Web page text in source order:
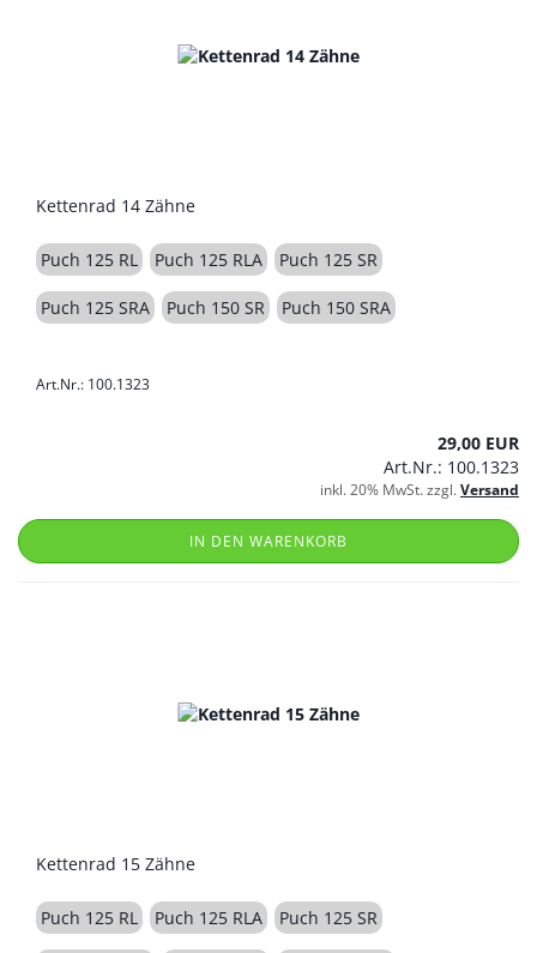
Kettenrad 14 Zähne
Puch 125 RL Puch 125 RLA Puch 125 SR
Puch 125 SRA Puch 150 SR Puch 150 SRA
Art.Nr.: 100.1323
29,00 EUR
Art.Nr.: 100.1323
inkl. 20% MwSt. zzgl.Versand
IN DEN WARENKORB
Kettenrad 15 Zähne
Puch 125 RL Puch 125 RLA Puch 125 SR